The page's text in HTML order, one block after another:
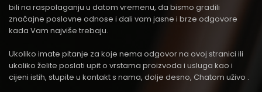
bili na raspolaganju u datom vremenu, da bismo gradili
značajne poslovne odnose i dali vam jasne i brze odgovore
kada Vam najviše trebaju.
Ukoliko imate pitanje za koje nema odgovor na ovoj stranici ili
ukoliko želite poslati upit o vrstama proizvoda i usluga kao i
cijeni istih, stupite u kontakt s nama, dolje desno, Chatom uživo .